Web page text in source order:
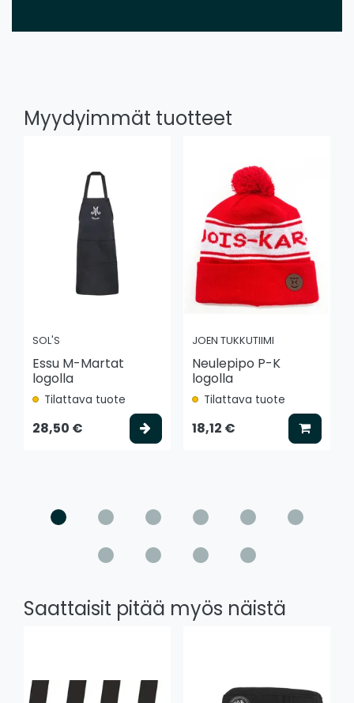
Myydyimmät tuotteet
SOL'S
Essu M-Martat
logolla
Tilattava tuote
28,50 € Valitse vaihtoehto
JOEN TUKKUTIIMI
Neulepipo P-K
logolla
Tilattava tuote
18,12 € Lisää
Saattaisit pitää myös näistä